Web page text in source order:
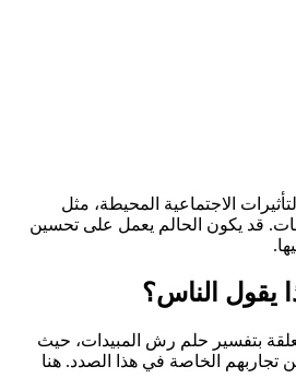
الاجتماعية المحيطة، مثل
قد يكون الحالم يعمل على تحسين
يقول الناس؟
بتفسير حلم رش المبيدات، حيث
تجاربهم الخاصة في هذا الصدد. هنا